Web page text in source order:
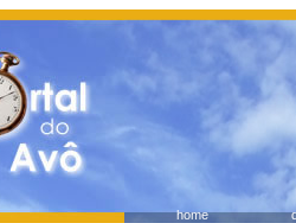
home